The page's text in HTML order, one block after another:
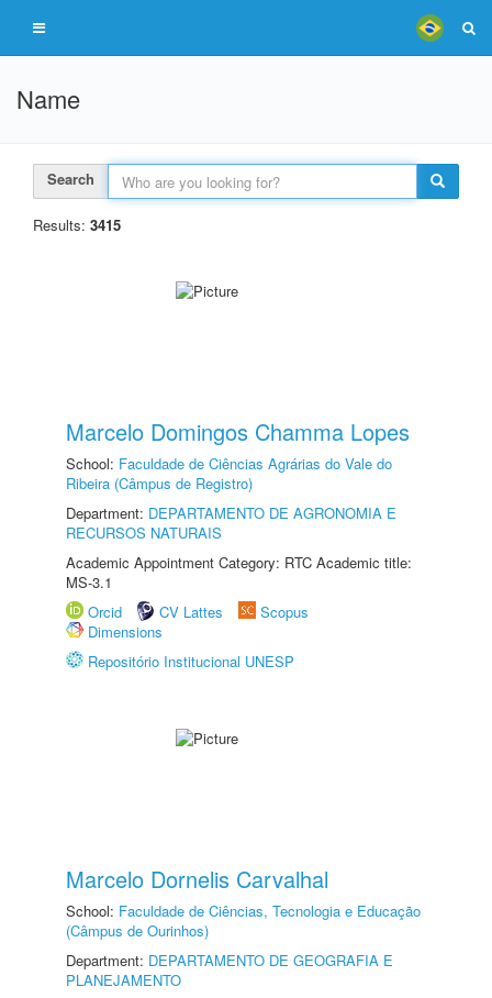
Name
Search
Results: 3415
Marcelo Domingos Chamma Lopes
School: Faculdade de Ciências Agrárias do Vale do
Ribeira (Câmpus de Registro)
Department: DEPARTAMENTO DE AGRONOMIA E
RECURSOS NATURAIS
Academic Appointment Category: RTC Academic title:
MS-3.1
Orcid
CV Lattes
Scopus
Dimensions
Repositório Institucional UNESP
Marcelo Dornelis Carvalhal
School: Faculdade de Ciências, Tecnologia e Educação
(Câmpus de Ourinhos)
Department: DEPARTAMENTO DE GEOGRAFIA E
PLANEJAMENTO